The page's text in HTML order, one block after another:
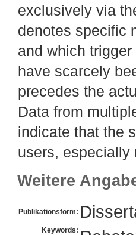
exclusively via
denotes specific
and which
have scarcely
precedes the
Data from
indicate that the
users, especially
Weitere
Publikationsform:
Keywords: